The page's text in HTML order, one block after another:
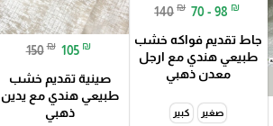
140 ₪ 70 - 98 ₪
جاط تقديم فواكه خشب
طبيعي هندي مع ارجل
معدن ذهبي
صغير كبير
150 ₪ 105 ₪
صينية تقديم خشب
طبيعي هندي مع يدين
ذهبي